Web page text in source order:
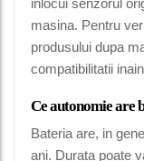
masina. Pentru
produsului dupa
compatibilitatii
Ce autonomie are
Bateria are, in
ani. Durata poate